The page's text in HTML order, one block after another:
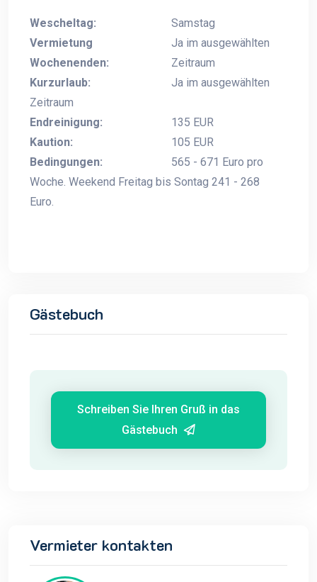
Wescheltag:
Samstag
Vermietung
Wochenenden:
Ja im ausgewählten
Zeitraum
Kurzurlaub:
Ja im ausgewählten
Zeitraum
Endreinigung:
135 EUR
Kaution:
105 EUR
Bedingungen:
565 - 671 Euro pro
Woche. Weekend Freitag bis Sontag 241 - 268
Euro.
Gästebuch
Schreiben Sie Ihren Gruß in das
Gästebuch
Vermieter kontakten